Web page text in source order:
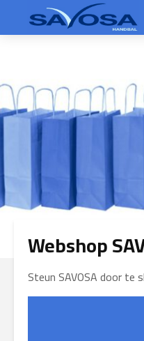
Webshop
Steun SAVOSA door te